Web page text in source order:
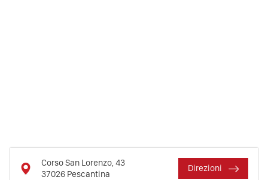
Corso San Lorenzo, 43
37026 Pescantina
Direzioni